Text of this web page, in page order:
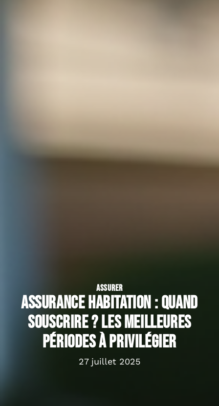
ASSURER
Assurance habitation : quand
souscrire ? Les meilleures
périodes à privilégier
27 juillet 2025